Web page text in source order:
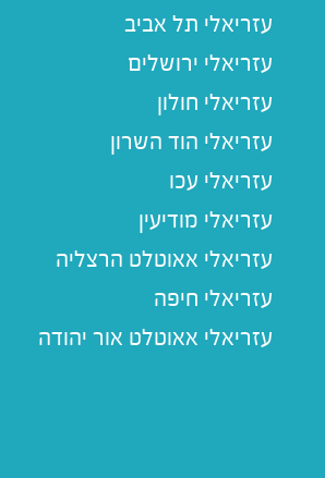
עזריאלי תל אביב
עזריאלי ירושלים
עזריאלי חולון
עזריאלי הוד השרון
עזריאלי עכו
עזריאלי מודיעין
עזריאלי אאוטלט הרצליה
עזריאלי חיפה
עזריאלי אאוטלט אור יהודה